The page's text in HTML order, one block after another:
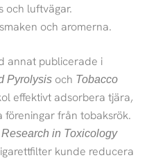
och luftvägar.
och aromerna.
annat publicerade i
Pyrolysis och Tobacco
effektivt adsorbera tjära,
föreningar från tobaksrök.
in Toxicology
kunde reducera